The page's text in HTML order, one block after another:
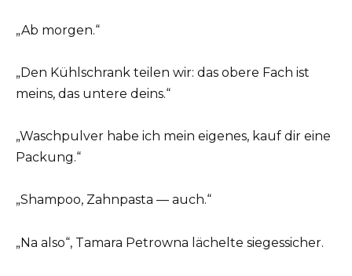
„Ab morgen.“
„Den Kühlschrank teilen wir: das obere Fach ist
meins, das untere deins.“
„Waschpulver habe ich mein eigenes, kauf dir eine
Packung.“
„Shampoo, Zahnpasta — auch.“
„Na also“, Tamara Petrowna lächelte siegessicher.